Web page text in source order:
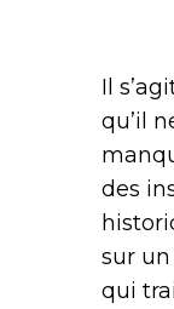
Il
qu’il
des
sur
qui